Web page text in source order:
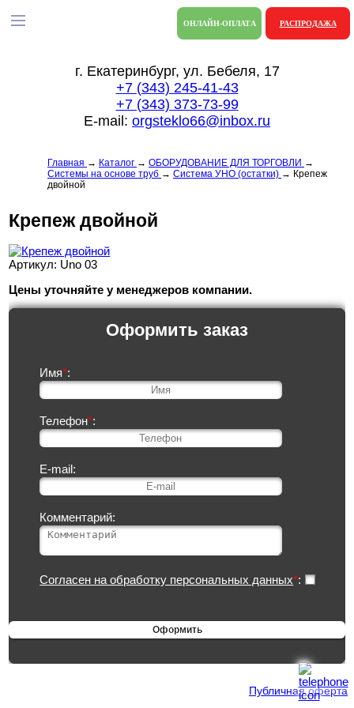
ОНЛАЙН-ОПЛАТА РАСПРОДАЖА
г. Екатеринбург, ул. Бебеля, 17
+7 (343) 245-41-43
+7 (343) 373-73-99
E-mail: orgsteklo66@inbox.ru
Главная → Каталог → ОБОРУДОВАНИЕ ДЛЯ ТОРГОВЛИ →
Системы на основе труб → Система УНО (остатки) → Крепеж
двойной
Крепеж двойной
Артикул: Uno 03
Цены уточняйте у менеджеров компании.
Оформить заказ
Имя*:
Телефон*:
E-mail:
Комментарий:
Согласен на обработку персональных данных*:
Публичная оферта